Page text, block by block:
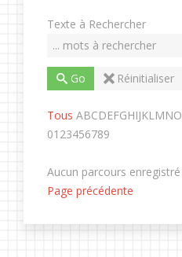
Texte à Rechercher
Go Réinitialiser
Tous ABCDEFGHIJKLMNO
01 23456789
Aucun parcours enregistré
Page précédente